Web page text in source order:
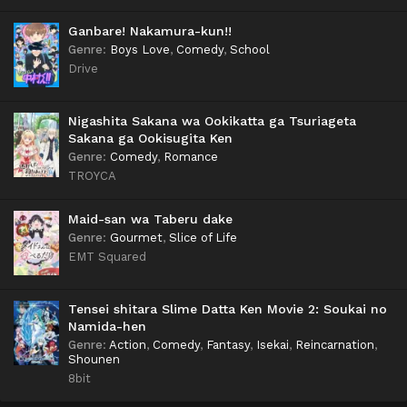
Ganbare! Nakamura-kun!!
Genre: Boys Love, Comedy, School
Drive
Nigashita Sakana wa Ookikatta ga Tsuriageta
Sakana ga Ookisugita Ken
Genre: Comedy, Romance
TROYCA
Maid-san wa Taberu dake
Genre: Gourmet, Slice of Life
EMT Squared
Tensei shitara Slime Datta Ken Movie 2: Soukai no
Namida-hen
Genre: Action, Comedy, Fantasy, Isekai, Reincarnation,
Shounen
8bit